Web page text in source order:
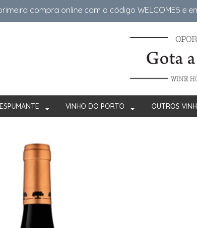
compra online com o código WELCOME5
VINHO DO PORTO OUTROS